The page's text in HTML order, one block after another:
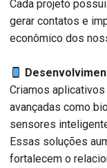
Cada projeto
gerar contatos e
econômico dos
Criamos
avançadas como
sensores
Essas soluções
fortalecem o